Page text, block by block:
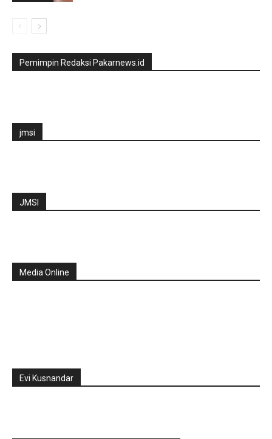
Pemimpin Redaksi Pakarnews.id
jmsi
JMSI
Media Online
Evi Kusnandar